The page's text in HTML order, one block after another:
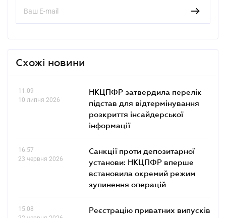
Схожі новини
11.09
10 липня 2026
НКЦПФР затвердила перелік
підстав для відтермінування
розкриття інсайдерської
інформації
16.57
23 червня 2026
Санкції проти депозитарної
установи: НКЦПФР вперше
встановила окремий режим
зупинення операцій
15.08
Реєстрацію приватних випусків